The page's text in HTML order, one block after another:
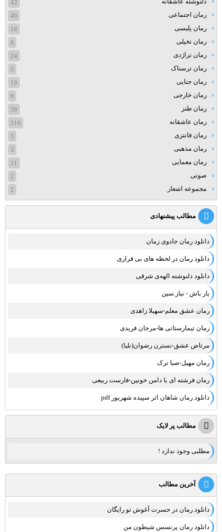
42
رمان اجتماعی
49
رمان پلیسی
18
رمان تخیلی
6
رمان تراژدی
24
رمان ترسناک
5
رمان جنایی
10
رمان خارجی
6
رمان طنز
39
رمان عاشقانه
216
رمان فانتزی
5
رمان مذهبی
3
رمان معمایی
21
صوتی
2
مجموعه اشعار
2
مطالب پیشنهادی
دانلود رمان جادوی زمان
دانلود رمان در لحظه‌ های بی‌ قراری
دانلود دلنوشته الهه‌ی شرقی
یار باش - نیاز.سین
رمان عشق معلم-سهیلا زاهدی
رمان تیمارستانی ها-مرجان فریدی
مرتاض عشق-نسترن رضوان(نلیا)
رمان مهیل-صبا ترک
رمان فرشته ای با دامن خونین-فارست ربیعی
دانلود رمان شاهان اثر سپیده شهریور pdf
مطالب پر لایک
مطلبی وجود ندارد !
آخرین مطالب
دانلود رمان در حسرت آغوش تو رایگان
دانلود رمان پرنسس شیطون من